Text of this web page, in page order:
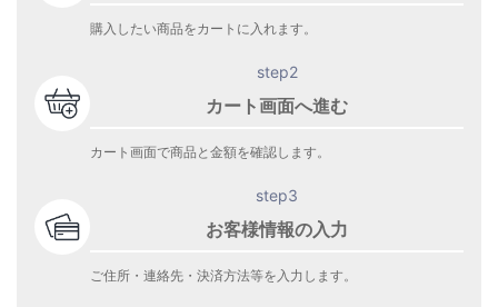
購入したい商品をカートに入れます。
step2
カート画面へ進む
カート画面で商品と金額を確認します。
step3
お客様情報の入力
ご住所・連絡先・決済方法等を入力します。